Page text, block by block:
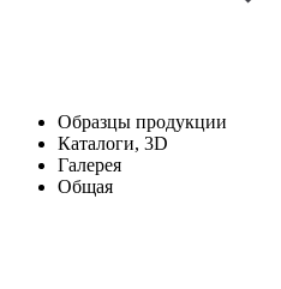
Образцы продукции
Каталоги, 3D
Галерея
Общая